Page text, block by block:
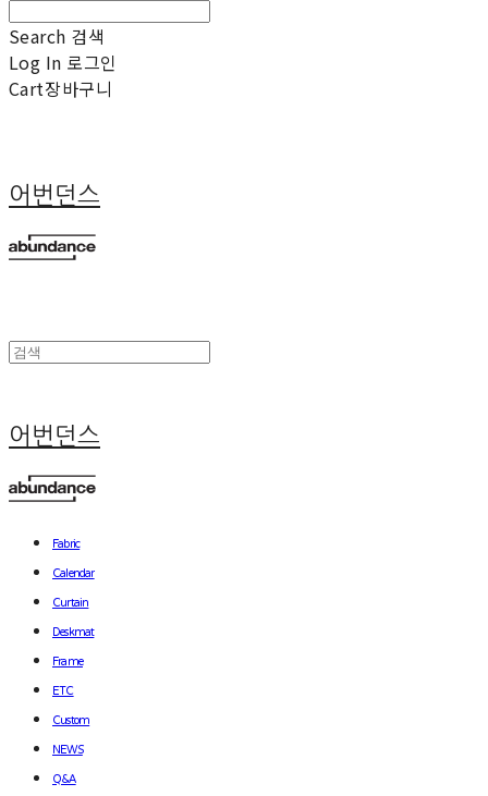
Search 검색
Log In 로그인
Cart장바구니
어번던스
어번던스
Fabric
Calendar
Curtain
Deskmat
Frame
ETC
Custom
NEWS
Q&A